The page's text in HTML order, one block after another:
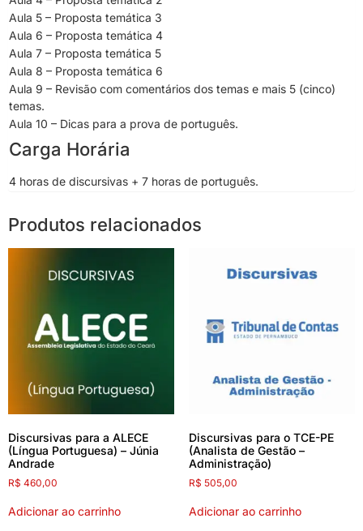
Aula 5 – Proposta temática 3
Aula 6 – Proposta temática 4
Aula 7 – Proposta temática 5
Aula 8 – Proposta temática 6
Aula 9 – Revisão com comentários dos temas e mais 5 (cinco)
temas.
Aula 10 – Dicas para a prova de português.
Carga Horária
4 horas de discursivas + 7 horas de português.
Produtos relacionados
Discursivas para a ALECE
(Língua Portuguesa) – Júnia
Andrade
R$ 460,00
Adicionar ao carrinho
Discursivas para o TCE-PE
(Analista de Gestão –
Administração)
R$ 505,00
Adicionar ao carrinho